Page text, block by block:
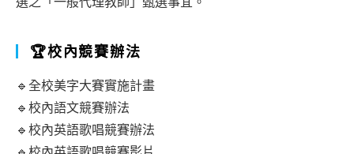
🏆校內競賽辦法
🔹全校美字大賽實施計畫
🔹校內語文競賽辦法
🔹校內英語歌唱競賽辦法